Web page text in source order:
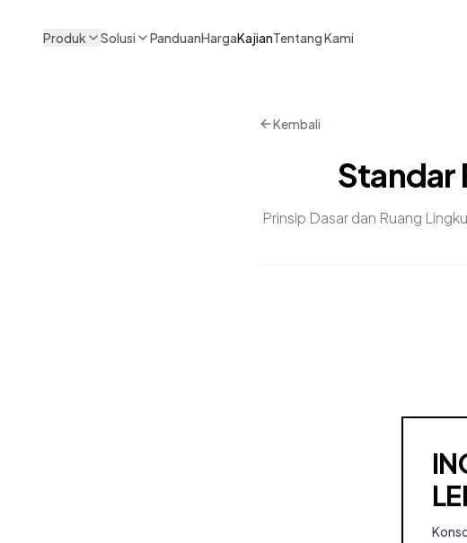
Produk Solusi PanduanHargaKajianTentang Kami
Kembali
Standar
Prinsip Dasar dan Ruang